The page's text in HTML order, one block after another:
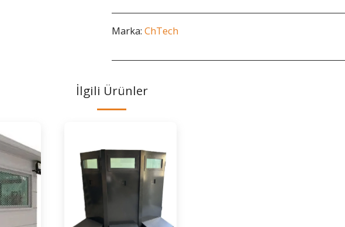
Marka: ChTech
İlgili Ürünler